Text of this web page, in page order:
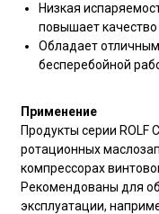
Низкая
повышает
Обладает
бесперебойной
Применение
Продукты серии ROLF
ротационных
компрессорах
Рекомендованы для
эксплуатации,